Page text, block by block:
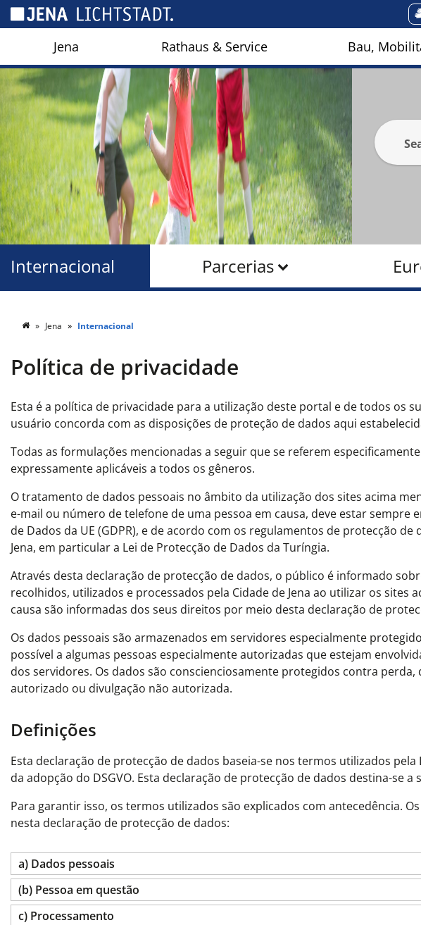
Jena Rathaus & Service Bau,
Parcerias
Internacional
Jena Internacional
Política de privacidade
Esta é a política de privacidade para a utilização deste portal e de todos os
usuário concorda com as disposições de proteção de dados aqui
Todas as formulações mencionadas a seguir que se referem
expressamente aplicáveis a todos os gêneros.
O tratamento de dados pessoais no âmbito da utilização dos sites acima
e-mail ou número de telefone de uma pessoa em causa, deve estar sempre
de Dados da UE (GDPR), e de acordo com os regulamentos de protecção
Jena, em particular a Lei de Protecção de Dados da Turíngia.
Através desta declaração de protecção de dados, o público é informado
recolhidos, utilizados e processados pela Cidade de Jena ao utilizar os sites
causa são informadas dos seus direitos por meio desta declaração de
Os dados pessoais são armazenados em servidores especialmente
possível a algumas pessoas especialmente autorizadas que estejam
dos servidores. Os dados são conscienciosamente protegidos contra
autorizado ou divulgação não autorizada.
Definições
Esta declaração de protecção de dados baseia-se nos termos utilizados
da adopção do DSGVO. Esta declaração de protecção de dados destina-se
Para garantir isso, os termos utilizados são explicados com antecedência.
nesta declaração de protecção de dados:
a) Dados pessoais
(b) Pessoa em questão
c) Processamento
Cookies management panel